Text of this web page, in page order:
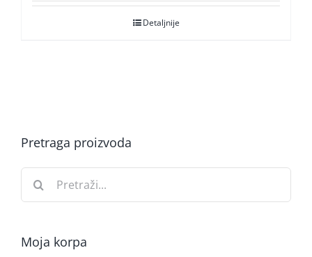
Detaljnije
Pretraga proizvoda
Search
for:
Moja korpa